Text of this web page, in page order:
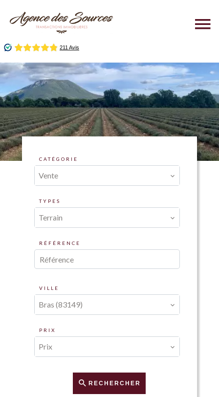
CATÉGORIE
Vente
TYPES
Terrain
RÉFÉRENCE
VILLE
Bras (83149)
PRIX
Prix
RECHERCHER